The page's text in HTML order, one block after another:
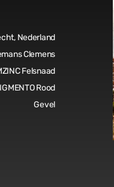
Nederland
Clemens
Felsnaad
Rood
Gevel